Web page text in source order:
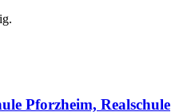
Pforzheim, Realschule